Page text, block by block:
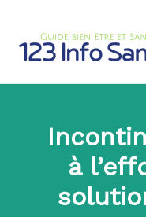
contenu
à